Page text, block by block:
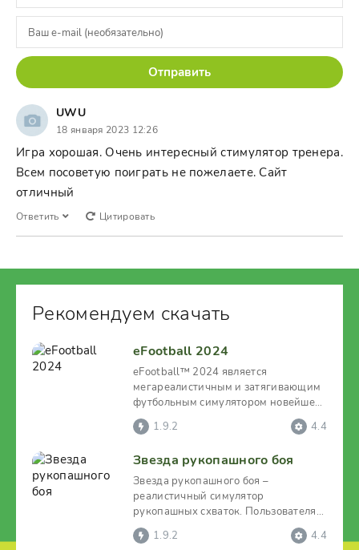
Отправить
UWU
18 января 2023 12:26
Игра хорошая. Очень интересный стимулятор тренера.
Всем посоветую поиграть не пожелаете. Сайт
отличный
Ответить Цитировать
Рекомендуем скачать
eFootball 2024
eFootball™ 2024 является
мегареалистичным и затягивающим
футбольным симулятором новейшего
уровня. Проникнитесь
1.9.2 4.4
Звезда рукопашного боя
Звезда рукопашного боя –
реалистичный симулятор
рукопашных схваток. Пользователя
ждут жестокие поединки с
накаченными
1.9.2 4.4